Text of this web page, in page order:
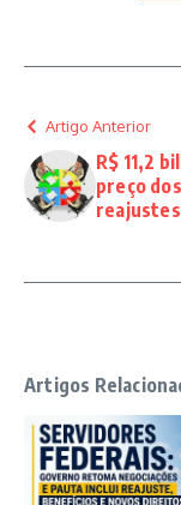
Artigo Anterior
R$ 11,2
preço dos
reajustes
Artigos